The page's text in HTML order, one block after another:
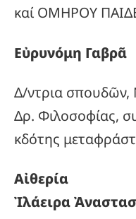
καί ΟΜΗΡΟΥ
Εὐρυνόμη Γαβρᾶ
Δ/ντρια σπουδῶν,
Δρ. Φιλοσοφίας,
κδότης
Αἰθερία
Ἰλάειρα